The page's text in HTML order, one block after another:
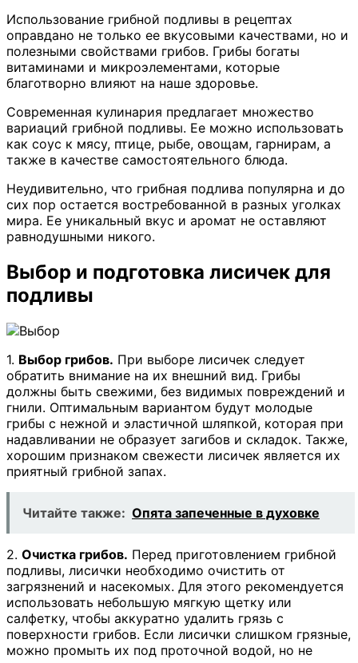
Использование грибной подливы в рецептах
оправдано не только ее вкусовыми качествами, но и
полезными свойствами грибов. Грибы богаты
витаминами и микроэлементами, которые
благотворно влияют на наше здоровье.
Современная кулинария предлагает множество
вариаций грибной подливы. Ее можно использовать
как соус к мясу, птице, рыбе, овощам, гарнирам, а
также в качестве самостоятельного блюда.
Неудивительно, что грибная подлива популярна и до
сих пор остается востребованной в разных уголках
мира. Ее уникальный вкус и аромат не оставляют
равнодушными никого.
Выбор и подготовка лисичек для
подливы
1. Выбор грибов. При выборе лисичек следует
обратить внимание на их внешний вид. Грибы
должны быть свежими, без видимых повреждений и
гнили. Оптимальным вариантом будут молодые
грибы с нежной и эластичной шляпкой, которая при
надавливании не образует загибов и складок. Также,
хорошим признаком свежести лисичек является их
приятный грибной запах.
Читайте также: Опята запеченные в духовке
2. Очистка грибов. Перед приготовлением грибной
подливы, лисички необходимо очистить от
загрязнений и насекомых. Для этого рекомендуется
использовать небольшую мягкую щетку или
салфетку, чтобы аккуратно удалить грязь с
поверхности грибов. Если лисички слишком грязные,
можно промыть их под проточной водой, но не